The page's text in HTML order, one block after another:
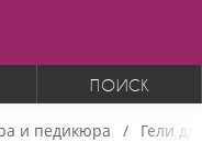
ПОИСК
и педикюра Гели